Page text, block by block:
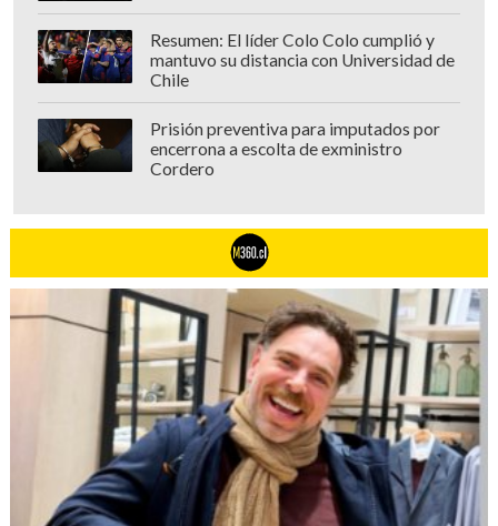
Resumen: El líder Colo Colo cumplió y
mantuvo su distancia con Universidad de
Chile
Prisión preventiva para imputados por
encerrona a escolta de exministro
Cordero